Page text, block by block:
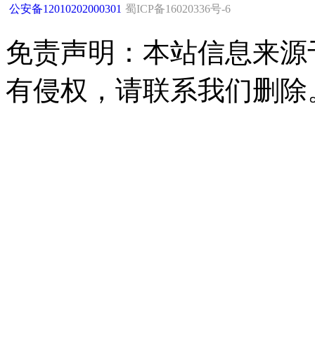
公安备12010202000301 蜀ICP备16020336号-6
免责声明：本站信息来
有侵权，请联系我们删除